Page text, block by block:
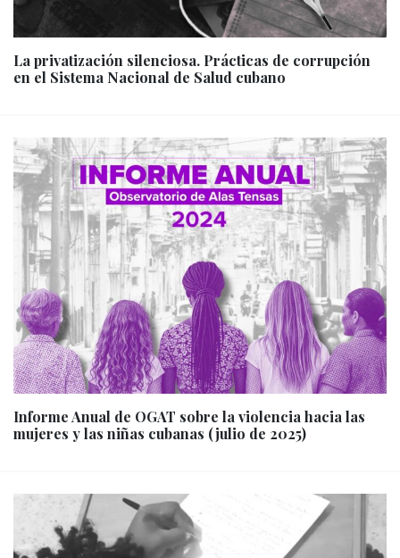
La privatización silenciosa. Prácticas de corrupción
en el Sistema Nacional de Salud cubano
Informe Anual de OGAT sobre la violencia hacia las
mujeres y las niñas cubanas (julio de 2025)